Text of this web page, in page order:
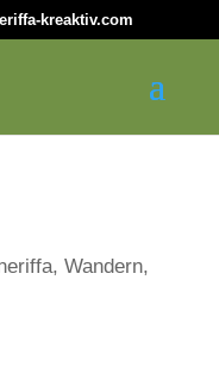
kreaktiv.com
, Wandern,